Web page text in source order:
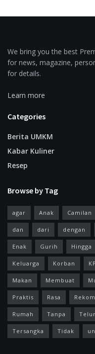
We bring you the best
for news, magazine,
for details.
Learn more
Categories
Berita UMKM
Kabar Kuliner
Resep
Browse by Tag
agar Anak Camilan
dan dari dengan
Enak Gurih Hingga
Keluarga Korban
Makan Membuat
Praktis Rasa
Rumah Tanpa Telur
Tersangka Tidak